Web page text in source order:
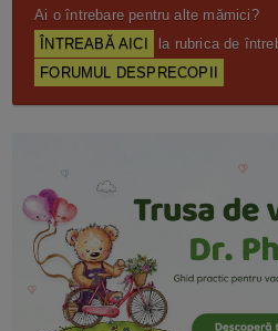
Ai o întrebare pentru alte mămici?
ÎNTREABĂ AICI
la rubrica de
FORUMUL DESPRECOPII